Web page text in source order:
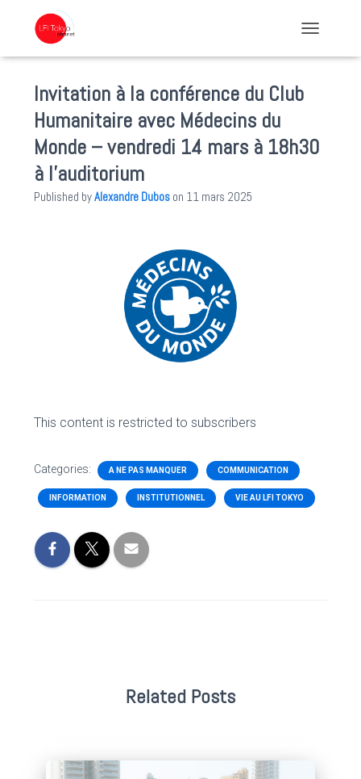
Invitation à la conférence du Club
Humanitaire avec Médecins du
Monde – vendredi 14 mars à 18h30
à l’auditorium
Published byAlexandre Dubos on 11 mars 2025
This content is restricted to subscribers
Categories: A NE PAS MANQUER COMMUNICATION
INFORMATION INSTITUTIONNEL VIE AU LFI TOKYO
Related Posts